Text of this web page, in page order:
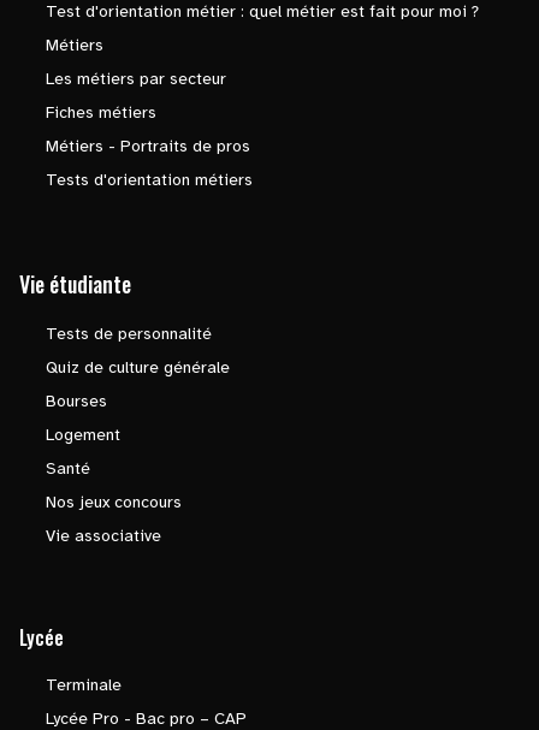
Test d'orientation métier : quel métier est fait pour moi ?
Métiers
Les métiers par secteur
Fiches métiers
Métiers - Portraits de pros
Tests d'orientation métiers
Vie étudiante
Tests de personnalité
Quiz de culture générale
Bourses
Logement
Santé
Nos jeux concours
Vie associative
Lycée
Terminale
Lycée Pro - Bac pro – CAP